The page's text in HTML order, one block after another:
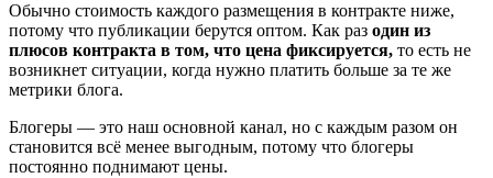
Обычно стоимость каждого размещения в контракте ниже,
потому что публикации берутся оптом. Как раз один из
плюсов контракта в том, что цена фиксируется, то есть не
возникнет ситуации, когда нужно платить больше за те же
метрики блога.
Блогеры — это наш основной канал, но с каждым разом он
становится всё менее выгодным, потому что блогеры
постоянно поднимают цены.